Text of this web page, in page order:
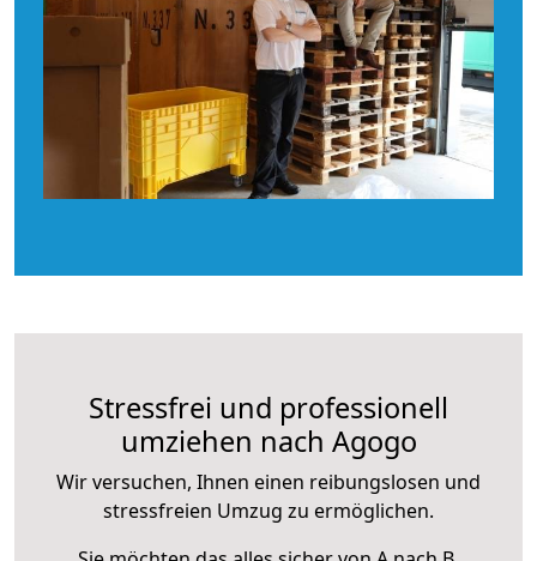
Stressfrei und professionell
umziehen nach Agogo
Wir versuchen, Ihnen einen reibungslosen und
stressfreien Umzug zu ermöglichen.